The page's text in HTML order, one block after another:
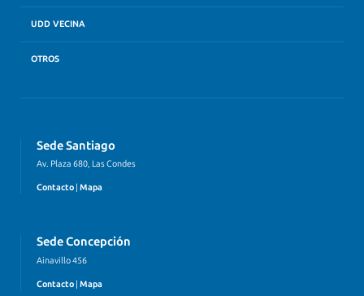
UDD VECINA
OTROS
Sede Santiago
Av. Plaza 680, Las Condes
Contacto Mapa
Sede Concepción
Ainavillo 456
Contacto | Mapa